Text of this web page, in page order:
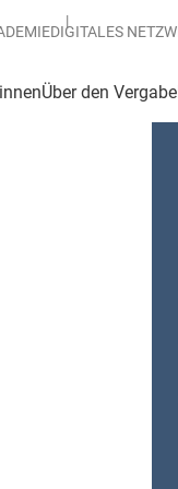
DIGITALES
Über den